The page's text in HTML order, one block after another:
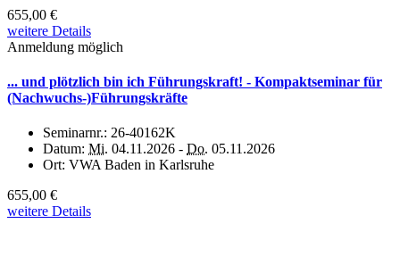
655,00 €
weitere Details
Anmeldung möglich
... und plötzlich bin ich Führungskraft! - Kompaktseminar für
(Nachwuchs-)Führungskräfte
Seminarnr.: 26-40162K
Datum: Mi. 04.11.2026 - Do. 05.11.2026
Ort: VWA Baden in Karlsruhe
655,00 €
weitere Details